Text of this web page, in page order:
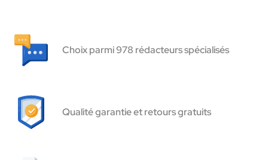
Choix parmi 978 rédacteurs spécialisés
Qualité garantie et retours gratuits